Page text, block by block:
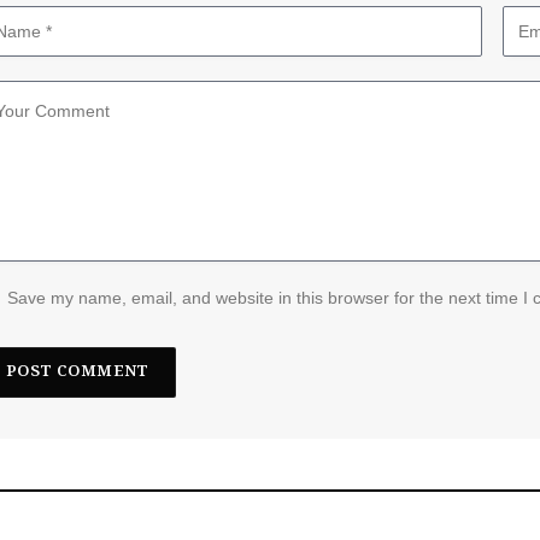
Save my name, email, and website in this browser for the next time I